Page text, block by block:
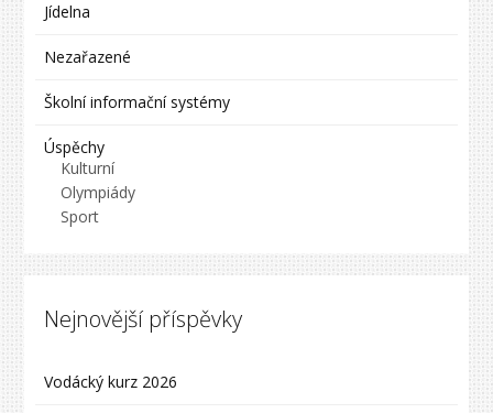
Jídelna
Nezařazené
Školní informační systémy
Úspěchy
Kulturní
Olympiády
Sport
Nejnovější příspěvky
Vodácký kurz 2026